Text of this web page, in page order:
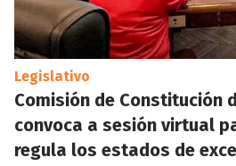
Legislativo
Comisión de Constitución
convoca a sesión virtual
regula los estados de